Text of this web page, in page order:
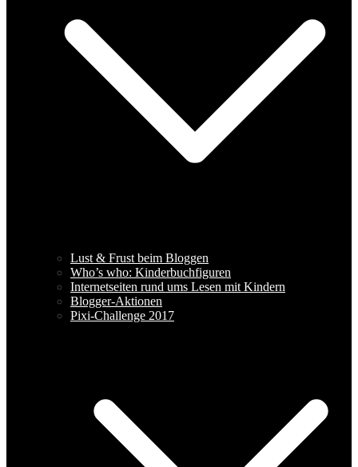
Lust & Frust beim Bloggen
Who’s who: Kinderbuchfiguren
Internetseiten rund ums Lesen mit Kindern
Blogger-Aktionen
Pixi-Challenge 2017